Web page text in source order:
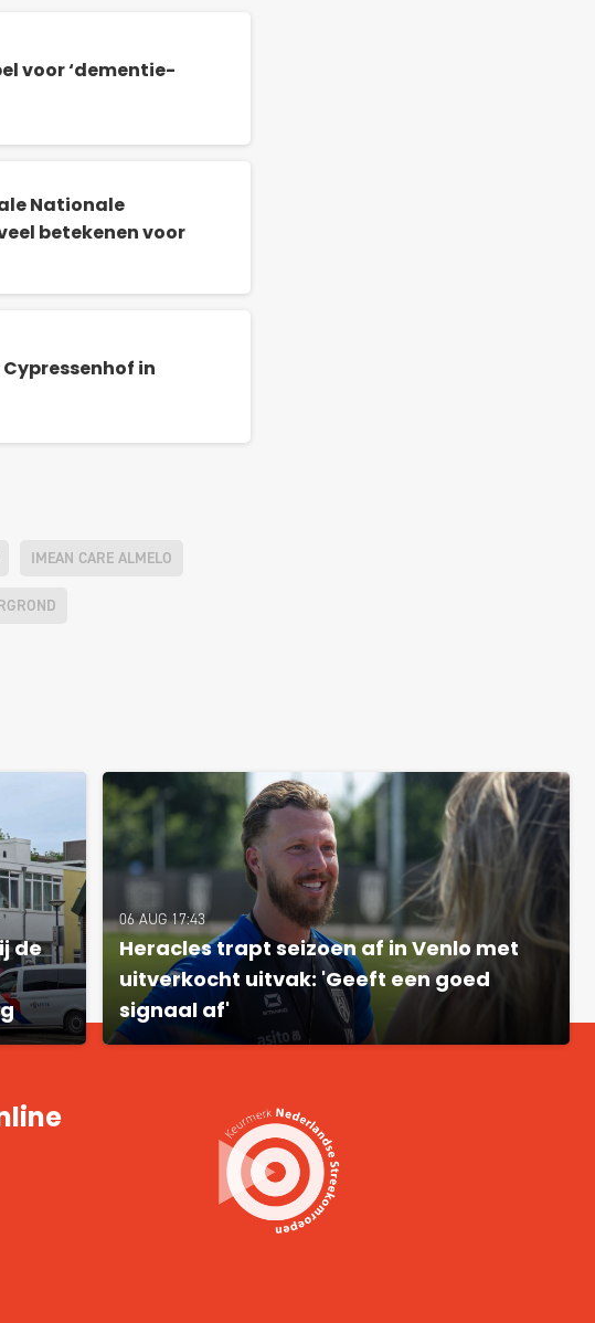
voor ‘dementie-
Nationale
betekenen voor
in
IMEAN CARE ALMELO
de
06 AUG 17:43
Heracles trapt seizoen af in Venlo met
uitverkocht uitvak: 'Geeft een goed
signaal af'